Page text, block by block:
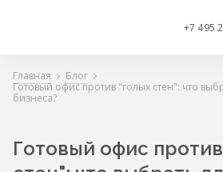
+7 495
Главная
Блог
Готовый офис против "голых стен": что
бизнеса?
Готовый офис